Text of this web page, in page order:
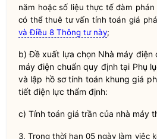
năm hoặc số liệu thực tế đàm phán
có thể thuê tư vấn tính toán giá
và Điều 8 Thông tư này;
b) Đề xuất lựa chọn Nhà máy điện
máy điện chuẩnquy định tại Phụ
và lập hồ sơ tính toán khung giá
tiết điện lực thẩm định:
c) Tính toán giá trần của nhà máy
3. Trong thời hạn 05 ngày làm việc